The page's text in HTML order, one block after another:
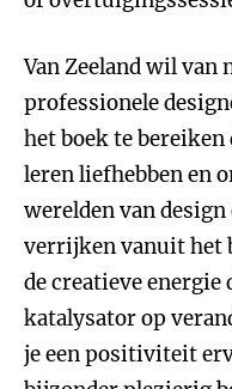
Van Zeeland wil van
professionele
het boek te
leren liefhebben en
werelden van
verrijken vanuit het
de creatieve
katalysator op
je een positiviteit